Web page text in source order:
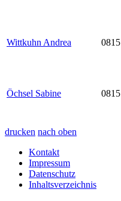
Wittkuhn Andrea
Öchsel Sabine
drucken nach oben
Kontakt
Impressum
Datenschutz
Inhaltsverzeichnis